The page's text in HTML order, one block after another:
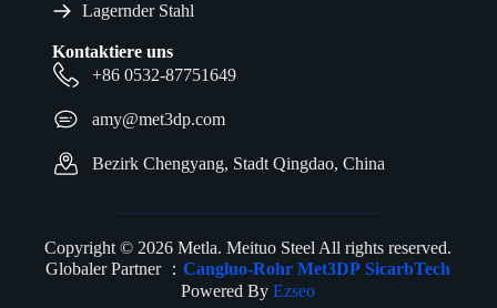
Lagernder Stahl
Kontaktiere uns
+86 0532-87751649
amy@met3dp.com
Bezirk Chengyang, Stadt Qingdao, China
Copyright © 2026 Metla. Meituo Steel All rights reserved.
Globaler Partner ：Cangluo-Rohr Met3DP SicarbTech
Powered ByEzseo